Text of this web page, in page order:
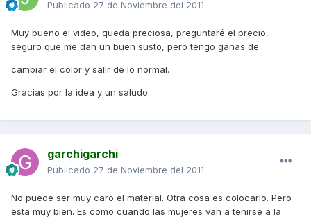
Publicado 27 de Noviembre del 2011
Muy bueno el video, queda preciosa, preguntaré el precio,
seguro que me dan un buen susto, pero tengo ganas de
cambiar el color y salir de lo normal.
Gracias por la idea y un saludo.
garchigarchi
Publicado 27 de Noviembre del 2011
No puede ser muy caro el material. Otra cosa es colocarlo. Pero
esta muy bien. Es como cuando las mujeres van a teñirse a la